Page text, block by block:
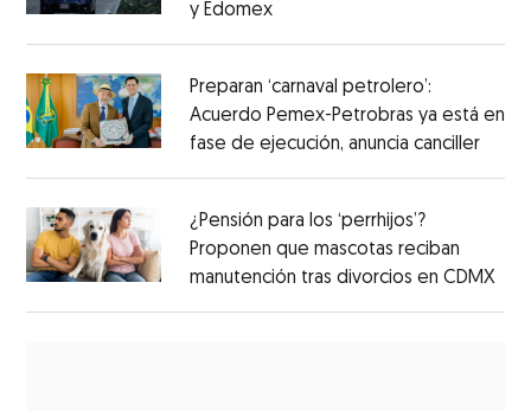
y Edomex
Preparan ‘carnaval petrolero’:
Acuerdo Pemex-Petrobras ya está en
fase de ejecución, anuncia canciller
¿Pensión para los ‘perrhijos’?
Proponen que mascotas reciban
manutención tras divorcios en CDMX